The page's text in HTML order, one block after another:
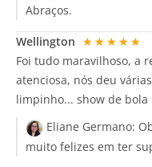
Abraços.
Wellington ★★★★★
Foi tudo maravilhoso, a
atenciosa, nós deu
limpinho... show de bola
Eliane Germano:
muito felizes em ter